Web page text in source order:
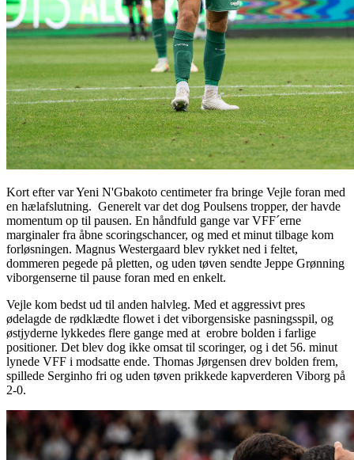
Kort efter var Yeni N'Gbakoto centimeter fra bringe Vejle foran med
en hælafslutning. Generelt var det dog Poulsens tropper, der havde
momentum op til pausen. En håndfuld gange var VFF´erne
marginaler fra åbne scoringschancer, og med et minut tilbage kom
forløsningen. Magnus Westergaard blev rykket ned i feltet,
dommeren pegede på pletten, og uden tøven sendte Jeppe Grønning
viborgenserne til pause foran med en enkelt.
Vejle kom bedst ud til anden halvleg. Med et aggressivt pres
ødelagde de rødklædte flowet i det viborgensiske pasningsspil, og
østjyderne lykkedes flere gange med at erobre bolden i farlige
positioner. Det blev dog ikke omsat til scoringer, og i det 56. minut
lynede VFF i modsatte ende. Thomas Jørgensen drev bolden frem,
spillede Serginho fri og uden tøven prikkede kapverderen Viborg på
2-0.